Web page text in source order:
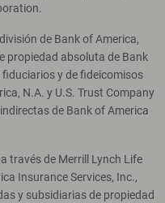
de Bank of America,
propiedad absoluta de Bank
y de fideicomisos
N.A. y U.S. Trust Company
de Bank of America
través de Merrill Lynch Life
Insurance Services, Inc.,
y subsidiarias de propiedad